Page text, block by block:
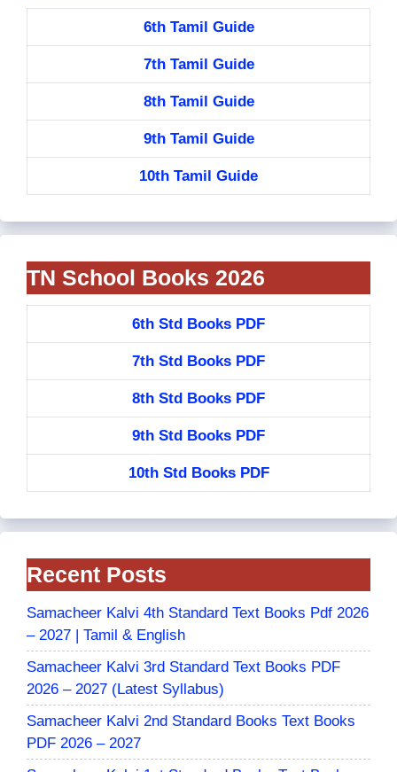
6th Tamil Guide
7th Tamil Guide
8th Tamil Guide
9th Tamil Guide
10th Tamil Guide
TN School Books 2026
6th Std Books PDF
7th Std Books PDF
8th Std Books PDF
9th Std Books PDF
10th Std Books PDF
Recent Posts
Samacheer Kalvi 4th Standard Text Books Pdf 2026
– 2027 | Tamil & English
Samacheer Kalvi 3rd Standard Text Books PDF
2026 – 2027 (Latest Syllabus)
Samacheer Kalvi 2nd Standard Books Text Books
PDF 2026 – 2027